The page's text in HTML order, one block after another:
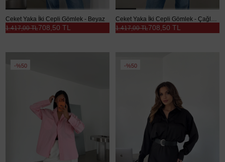
Ceket Yaka İki Cepli Gömlek - Beyaz
708,50 TL
1.417,00 TL
Ceket Yaka İki Cepli Gömlek - Çağla Yeşili
708,50 TL
1.417,00 TL
%50 %50